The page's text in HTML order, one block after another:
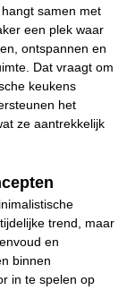
samen met
een plek waar
ontspannen en
Dat vraagt om
keukens
het
ze aantrekkelijk
trend, maar
en
binnen
in te spelen op